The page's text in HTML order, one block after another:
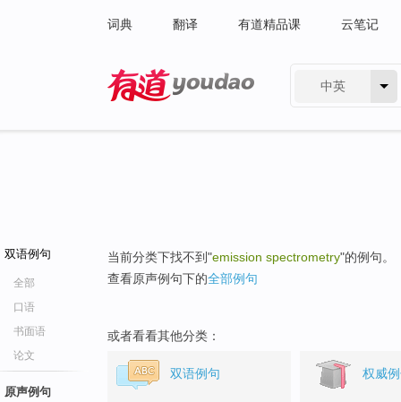
词典 翻译 有道精品课 云笔记
中英
双语例句
全部
口语
书面语
论文
原声例句
当前分类下找不到"emission spectrometry"的例句。
查看原声例句下的全部例句
或者看看其他分类：
双语例句 权威